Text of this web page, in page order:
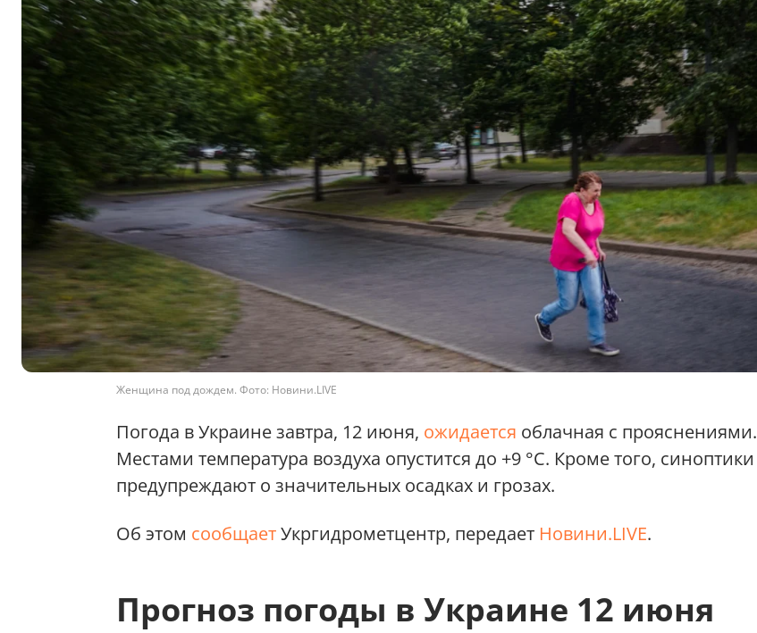
Женщина под дождем. Фото: Новини.LIVE
Погода в Украине завтра, 12 июня, ожидается облачная с прояснениями.
Местами температура воздуха опустится до +9 °C. Кроме того, синоптики
предупреждают о значительных осадках и грозах.
Об этом сообщаетУкргидрометцентр, передает Новини.LIVE.
Прогноз погоды в Украине 12 июня